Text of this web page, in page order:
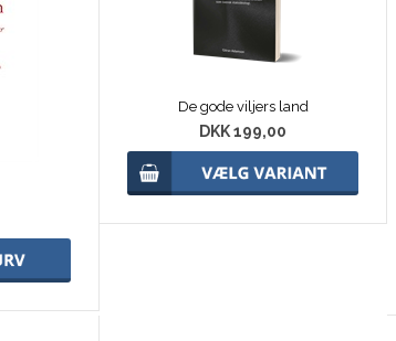
De gode viljers land
DKK 199,00